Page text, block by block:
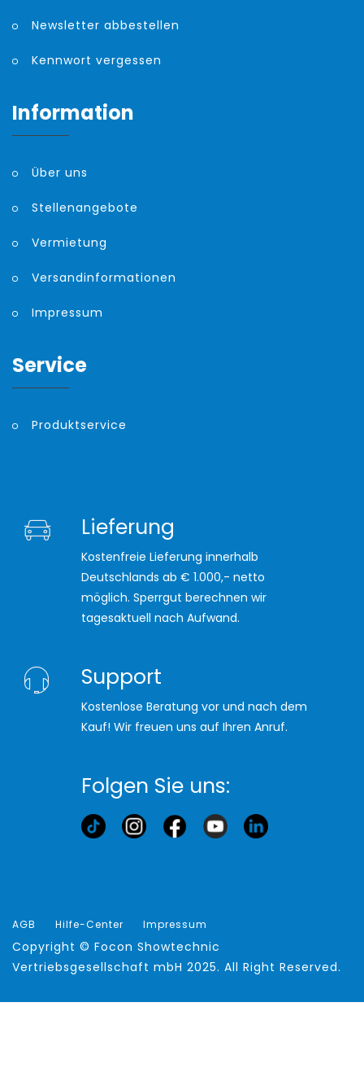
Newsletter abbestellen
Kennwort vergessen
Information
Über uns
Stellenangebote
Vermietung
Versandinformationen
Impressum
Service
Produktservice
Lieferung
Kostenfreie Lieferung innerhalb
Deutschlands ab € 1.000,- netto
möglich. Sperrgut berechnen wir
tagesaktuell nach Aufwand.
Support
Kostenlose Beratung vor und nach dem
Kauf! Wir freuen uns auf Ihren Anruf.
Folgen Sie uns:
AGB Hilfe-Center Impressum
Copyright © Focon Showtechnic
Vertriebsgesellschaft mbH 2025. All Right Reserved.